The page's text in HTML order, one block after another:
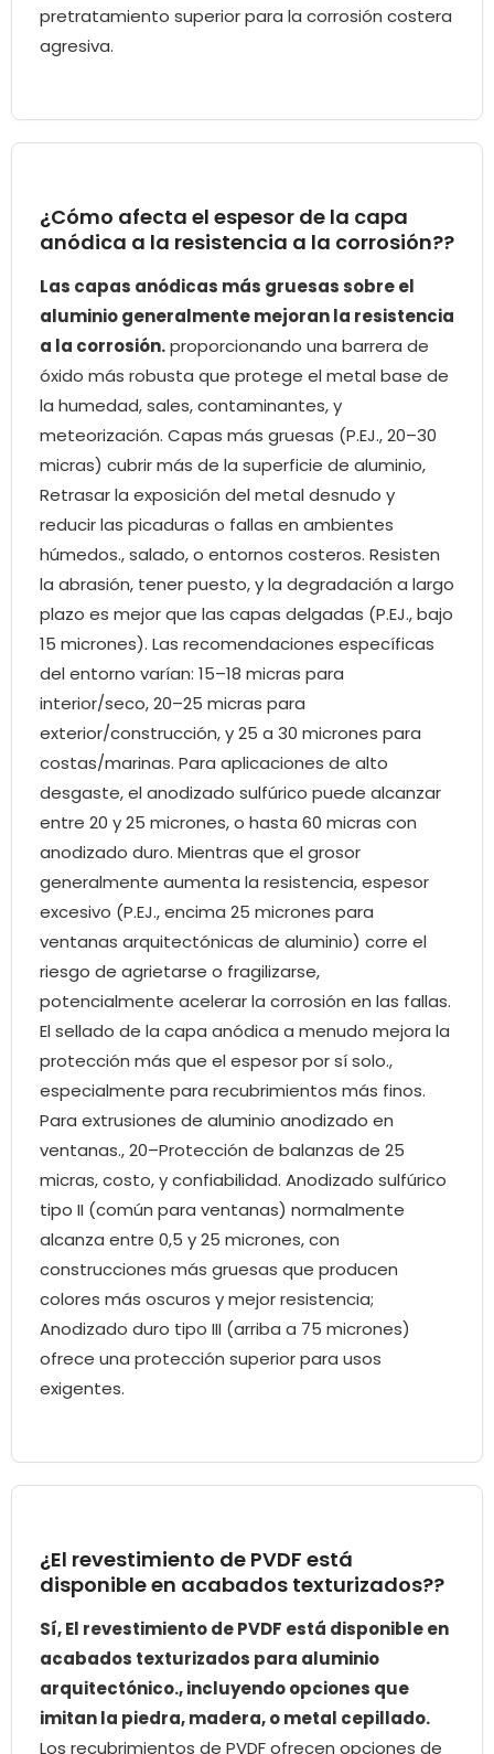
pretratamiento superior para la corrosión costera
agresiva.
¿Cómo afecta el espesor de la capa
anódica a la resistencia a la corrosión??
Las capas anódicas más gruesas sobre el
aluminio generalmente mejoran la resistencia
a la corrosión.proporcionando una barrera de
óxido más robusta que protege el metal base de
la humedad, sales, contaminantes, y
meteorización. Capas más gruesas (P.EJ., 20–30
micras) cubrir más de la superficie de aluminio,
Retrasar la exposición del metal desnudo y
reducir las picaduras o fallas en ambientes
húmedos., salado, o entornos costeros. Resisten
la abrasión, tener puesto, y la degradación a largo
plazo es mejor que las capas delgadas (P.EJ., bajo
15 micrones). Las recomendaciones específicas
del entorno varían: 15–18 micras para
interior/seco, 20–25 micras para
exterior/construcción, y 25 a 30 micrones para
costas/marinas. Para aplicaciones de alto
desgaste, el anodizado sulfúrico puede alcanzar
entre 20 y 25 micrones, o hasta 60 micras con
anodizado duro. Mientras que el grosor
generalmente aumenta la resistencia, espesor
excesivo (P.EJ., encima 25 micrones para
ventanas arquitectónicas de aluminio) corre el
riesgo de agrietarse o fragilizarse,
potencialmente acelerar la corrosión en las fallas.
El sellado de la capa anódica a menudo mejora la
protección más que el espesor por sí solo.,
especialmente para recubrimientos más finos.
Para extrusiones de aluminio anodizado en
ventanas., 20–Protección de balanzas de 25
micras, costo, y confiabilidad. Anodizado sulfúrico
tipo II (común para ventanas) normalmente
alcanza entre 0,5 y 25 micrones, con
construcciones más gruesas que producen
colores más oscuros y mejor resistencia;
Anodizado duro tipo III (arriba a 75 micrones)
ofrece una protección superior para usos
exigentes.
¿El revestimiento de PVDF está
disponible en acabados texturizados??
Sí, El revestimiento de PVDF está disponible en
acabados texturizados para aluminio
arquitectónico., incluyendo opciones que
imitan la piedra, madera, o metal cepillado.
Los recubrimientos de PVDF ofrecen opciones de